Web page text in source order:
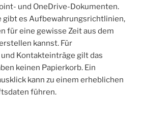
und OneDrive-Dokumenten.
gibt es Aufbewahrungsrichtlinien,
für eine gewisse Zeit aus dem
kannst. Für
Kontakteinträge gilt das
keinen Papierkorb. Ein
kann zu einem erheblichen
führen.